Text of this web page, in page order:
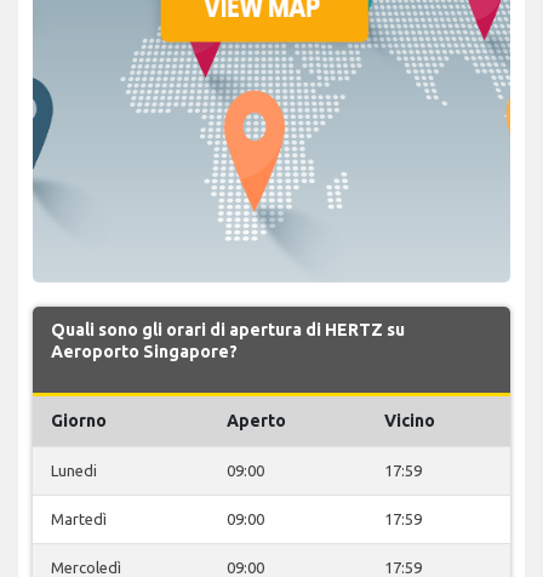
Quali sono gli orari di apertura di HERTZ su
Aeroporto Singapore?
Giorno Aperto Vicino
Lunedi 09:00 17:59
Martedì 09:00 17:59
Mercoledì 09:00 17:59